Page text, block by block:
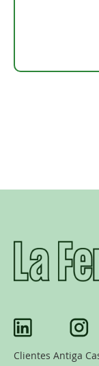
Clientes Antiga